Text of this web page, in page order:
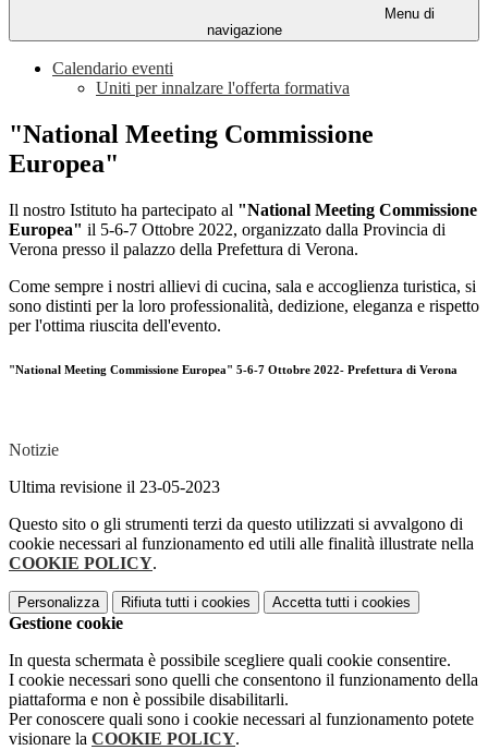
Menu di
navigazione
Calendario eventi
Uniti per innalzare l'offerta formativa
"National Meeting Commissione
Europea"
Il nostro Istituto ha partecipato al "National Meeting Commissione
Europea" il 5-6-7 Ottobre 2022, organizzato dalla Provincia di
Verona presso il palazzo della Prefettura di Verona.
Come sempre i nostri allievi di cucina, sala e accoglienza turistica, si
sono distinti per la loro professionalità, dedizione, eleganza e rispetto
per l'ottima riuscita dell'evento.
"National Meeting Commissione Europea" 5-6-7 Ottobre 2022- Prefettura di Verona
Notizie
Ultima revisione il 23-05-2023
Questo sito o gli strumenti terzi da questo utilizzati si avvalgono di
cookie necessari al funzionamento ed utili alle finalità illustrate nella
COOKIE POLICY.
Personalizza Rifiuta tutti i cookies Accetta tutti i cookies
Gestione cookie
In questa schermata è possibile scegliere quali cookie consentire.
I cookie necessari sono quelli che consentono il funzionamento della
piattaforma e non è possibile disabilitarli.
Per conoscere quali sono i cookie necessari al funzionamento potete
visionare la COOKIE POLICY.